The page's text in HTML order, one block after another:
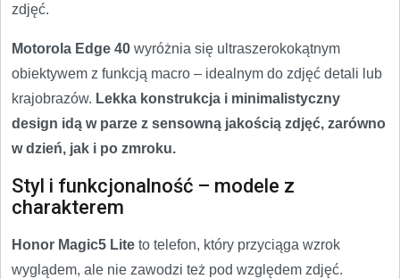
zdjęć.
Motorola Edge 40 wyróżnia się ultraszerokokątnym
obiektywem z funkcją macro – idealnym do zdjęć detali lub
krajobrazów. Lekka konstrukcja i minimalistyczny
design idą w parze z sensowną jakością zdjęć, zarówno
w dzień, jak i po zmroku.
Styl i funkcjonalność – modele z
charakterem
Honor Magic5 Lite to telefon, który przyciąga wzrok
wyglądem, ale nie zawodzi też pod względem zdjęć.